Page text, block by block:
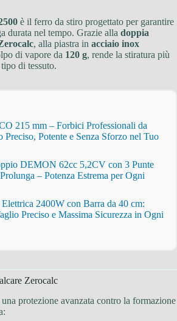
è il ferro da stiro progettato per garantire
durata nel tempo. Grazie alla doppia
, alla piastra in acciaio inox
di vapore da 120 g, rende la stiratura più
di tessuto.
215 mm – Forbici Professionali da
Preciso, Potente e Senza Sforzo nel Tuo
DEMON 62cc 5,2CV con 3 Punte
– Potenza Estrema per Ogni
2400W con Barra da 40 cm:
Preciso e Massima Sicurezza in Ogni
Zerocalc
protezione avanzata contro la formazione